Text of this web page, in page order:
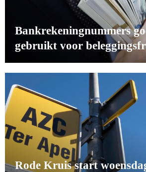
Bankrekeningnummers
gebruikt voor
Rode Kruis start